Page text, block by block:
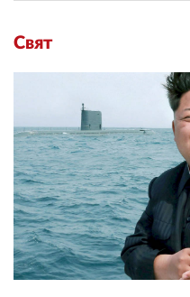
Свят